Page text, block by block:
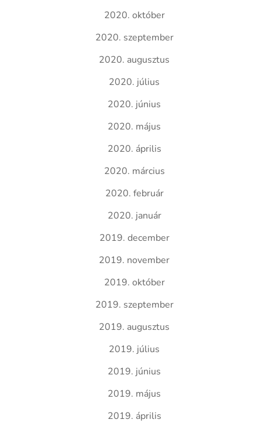
2020. október
2020. szeptember
2020. augusztus
2020. július
2020. június
2020. május
2020. április
2020. március
2020. február
2020. január
2019. december
2019. november
2019. október
2019. szeptember
2019. augusztus
2019. július
2019. június
2019. május
2019. április